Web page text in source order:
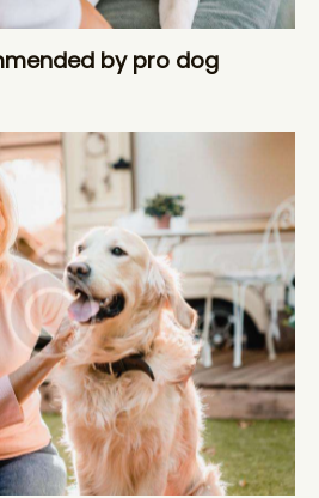
by pro dog